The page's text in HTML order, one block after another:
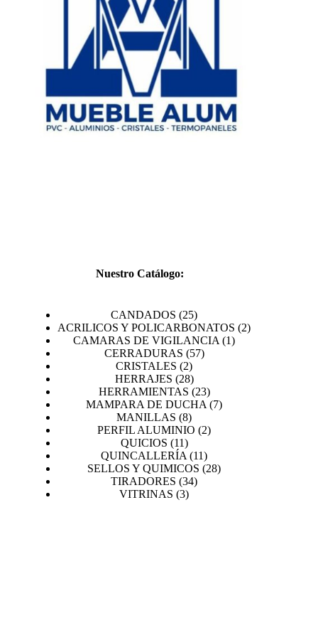
Nuestro Catálogo:
CANDADOS 2525
productos
ACRILICOS Y POLICARBONATOS 22
CAMARAS DE VIGILANCIA 11
CERRADURAS 5757
CRISTALES 22
productos
HERRAJES 2828
productos
HERRAMIENTAS 2323
productos
MAMPARA DE DUCHA 77
MANILLAS 88
productos
PERFIL ALUMINIO 22
QUICIOS 1111
productos
QUINCALLERÍA 1111
productos
SELLOS Y QUIMICOS 2828
TIRADORES 3434
VITRINAS 33